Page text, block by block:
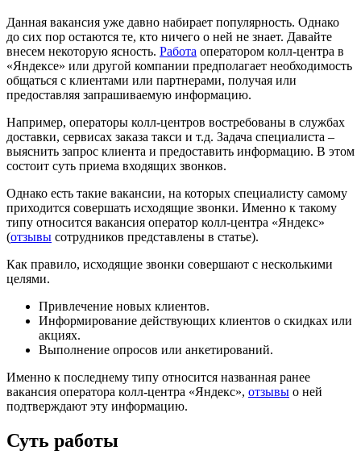
Данная вакансия уже давно набирает популярность. Однако
до сих пор остаются те, кто ничего о ней не знает. Давайте
внесем некоторую ясность. Работа оператором колл-центра в
«Яндексе» или другой компании предполагает необходимость
общаться с клиентами или партнерами, получая или
предоставляя запрашиваемую информацию.
Например, операторы колл-центров востребованы в службах
доставки, сервисах заказа такси и т.д. Задача специалиста –
выяснить запрос клиента и предоставить информацию. В этом
состоит суть приема входящих звонков.
Однако есть такие вакансии, на которых специалисту самому
приходится совершать исходящие звонки. Именно к такому
типу относится вакансия оператор колл-центра «Яндекс»
(отзывы сотрудников представлены в статье).
Как правило, исходящие звонки совершают с несколькими
целями.
Привлечение новых клиентов.
Информирование действующих клиентов о скидках или
акциях.
Выполнение опросов или анкетирований.
Именно к последнему типу относится названная ранее
вакансия оператора колл-центра «Яндекс», отзывы о ней
подтверждают эту информацию.
Суть работы